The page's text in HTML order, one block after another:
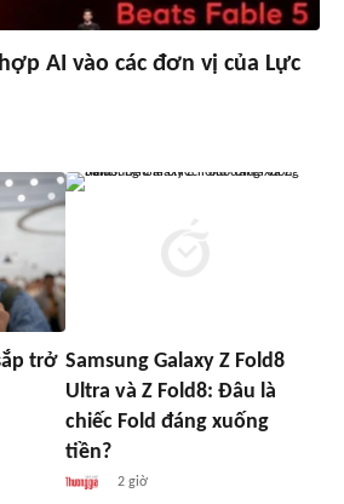
AI vào các đơn vị của Lực
trở Samsung Galaxy Z Fold8
Ultra và Z Fold8: Đâu là
chiếc Fold đáng xuống
tiền?
2 giờ